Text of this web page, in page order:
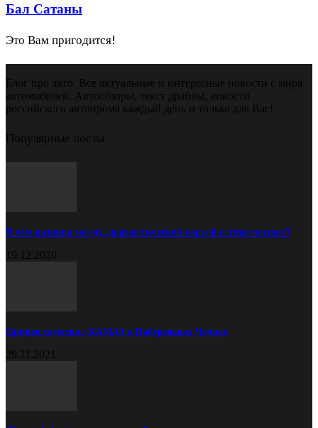
Бал Сатаны
Это Вам пригодится!
Блог про авто. Все актуальные и интересные новости с мира
автомобилей. Автообзоры, текст драйвы, новости
российского автопрома каждый день и только для Вас!
Популярные посты
В чём разница между диагностической картой и техосмотром?
19.12.2020
Прицеп самосвал КАМАЗ в Набережных Челнах
29.11.2021